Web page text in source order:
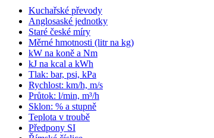
Kuchařské převody
Anglosaské jednotky
Staré české míry
Měrné hmotnosti (litr na kg)
kW na koně a Nm
kJ na kcal a kWh
Tlak: bar, psi, kPa
Rychlost: km/h, m/s
Průtok: l/min, m³/h
Sklon: % a stupně
Teplota v troubě
Předpony SI